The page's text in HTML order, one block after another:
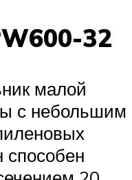
32
малой
с небольшим
способен